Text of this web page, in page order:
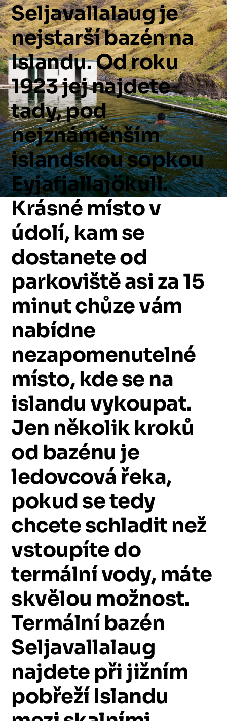
Seljavallalaugje
nejstaršíbazénna
Islandu.Odroku
1923jejnajdete
tady,pod
nejznáměnším
islandskousopkou
Eyjafjallajökull.
Krásné místov
údolí, kamse
dostaneteod
parkovištěasiza15
minutchůzevám
nabídne
nezapomenutelné
místo, kdese na
islandu vykoupat.
Jen několik kroků
od bazénu je
ledovcovářeka,
pokudsetedy
chceteschladit než
vstoupítedo
termálnívody, máte
skvělou možnost.
Termální bazén
Seljavallalaug
najdete přijižním
pobřeží Islandu